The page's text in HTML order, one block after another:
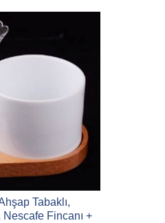
Tabaklı,
Nescafe Fincanı +